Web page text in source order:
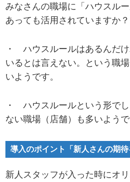
みなさんの職場に「ハウスル
あっても活用されていますか？
・ ハウスルールはあるんだ
いるとは言えない。という職
いようです。
・ ハウスルールという形で
ない職場（店舗）も多いようで
導入のポイント「新人さんの期待
新人スタッフが入った時にオ